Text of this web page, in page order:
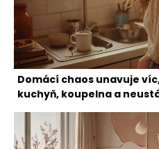
Domácí chaos unavuje
kuchyň, koupelna a